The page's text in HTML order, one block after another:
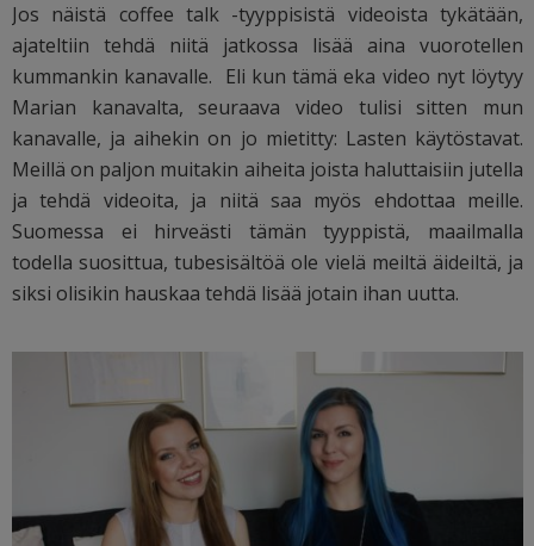
Jos näistä coffee talk -tyyppisistä videoista tykätään,
ajateltiin tehdä niitä jatkossa lisää aina vuorotellen
kummankin kanavalle. Eli kun tämä eka video nyt löytyy
Marian kanavalta, seuraava video tulisi sitten mun
kanavalle, ja aihekin on jo mietitty: Lasten käytöstavat.
Meillä on paljon muitakin aiheita joista haluttaisiin jutella
ja tehdä videoita, ja niitä saa myös ehdottaa meille.
Suomessa ei hirveästi tämän tyyppistä, maailmalla
todella suosittua, tubesisältöä ole vielä meiltä äideiltä, ja
siksi olisikin hauskaa tehdä lisää jotain ihan uutta.